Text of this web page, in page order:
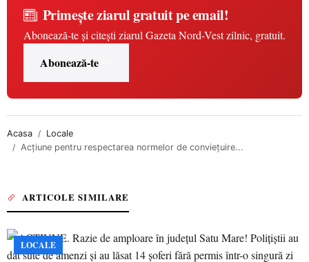
Primește ziarul gratuit pe email!
Abonează-te și citești ziarul Gazeta Nord-Vest zilnic, gratuit.
Abonează-te
Acasa
Locale
Acțiune pentru respectarea normelor de conviețuire...
ARTICOLE SIMILARE
LOCALE